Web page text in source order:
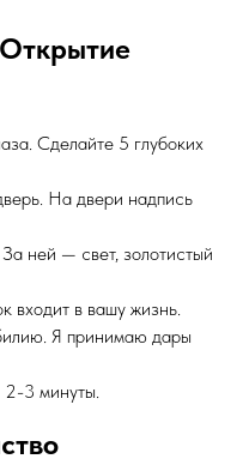
Сделайте 5 глубоких
На двери надпись
ней — свет, золотистый
входит в вашу жизнь.
Я принимаю дары
2-3 минуты.